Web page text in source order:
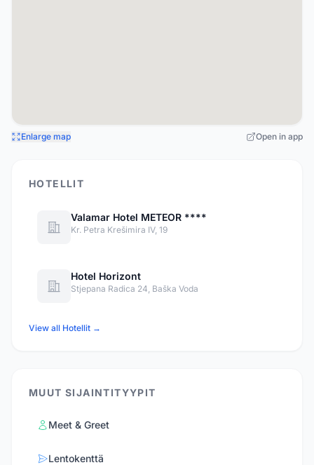
Enlarge map Open in app
HOTELLIT
Valamar Hotel METEOR ****
Kr. Petra Krešimira IV, 19
Hotel Horizont
Stjepana Radica 24, Baška Voda
View all Hotellit →
MUUT SIJAINTITYYPIT
Meet & Greet
Lentokenttä